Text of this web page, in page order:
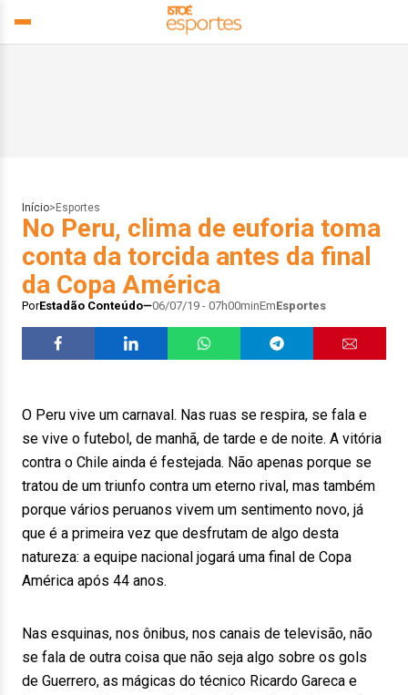
Início> Esportes
No Peru, clima de euforia toma
conta da torcida antes da final
da Copa América
PorEstadão Conteúdo 06/07/19 - 07h00minEmEsportes
O Peru vive um carnaval. Nas ruas se respira, se fala e
se vive o futebol, de manhã, de tarde e de noite. A vitória
contra o Chile ainda é festejada. Não apenas porque se
tratou de um triunfo contra um eterno rival, mas também
porque vários peruanos vivem um sentimento novo, já
que é a primeira vez que desfrutam de algo desta
natureza: a equipe nacional jogará uma final de Copa
América após 44 anos.
Nas esquinas, nos ônibus, nos canais de televisão, não
se fala de outra coisa que não seja algo sobre os gols
de Guerrero, as mágicas do técnico Ricardo Gareca e